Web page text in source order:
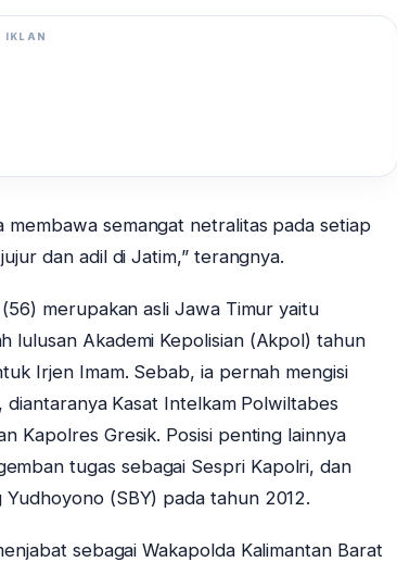
IKLAN
membawa semangat netralitas pada setiap
dan adil di Jatim,” terangnya.
merupakan asli Jawa Timur yaitu
lulusan Akademi Kepolisian (Akpol) tahun
Irjen Imam. Sebab, ia pernah mengisi
Kasat Intelkam Polwiltabes
Kapolres Gresik. Posisi penting lainnya
tugas sebagai Sespri Kapolri, dan
(SBY) pada tahun 2012.
sebagai Wakapolda Kalimantan Barat